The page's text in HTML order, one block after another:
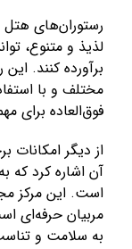
رستوران‌های هتل
لذیذ و متنوع،
برآورده کنند.
مختلف و با
فوق‌العاده برای
از دیگر امکانات
آن اشاره کرد که
است. این مرکز
مربیان حرفه‌ای
به سلامت و